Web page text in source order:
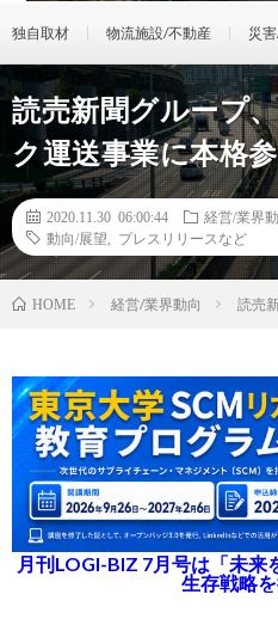
独自取材 物流施設/不動産 災
読売新聞グループ
ク運送事業に本格
2020.11.30 06:00:44
経営/業界
動向/展望
プレスリリースなど
HOME 経営/業界動向 読売
月刊LOGI-BIZ 7月号は「未来
生存戦略